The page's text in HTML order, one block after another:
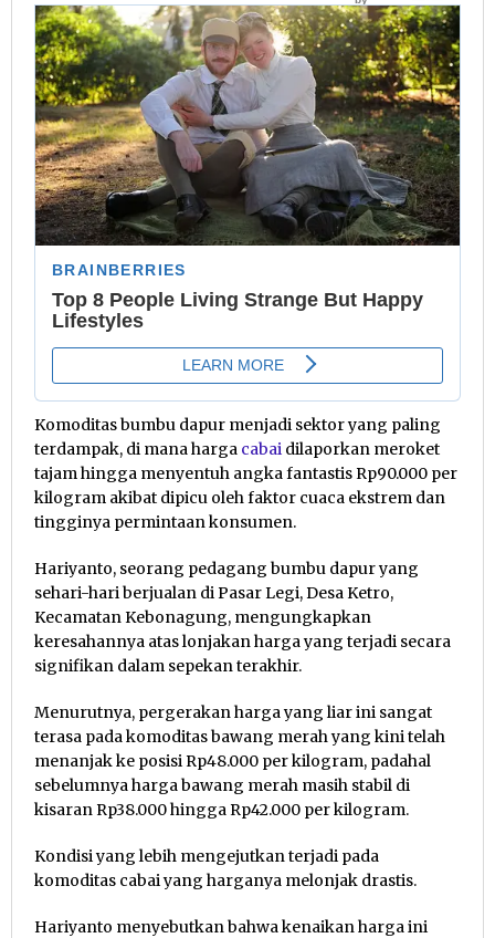
Komoditas bumbu dapur menjadi sektor yang paling
terdampak, di mana harga cabai dilaporkan meroket
tajam hingga menyentuh angka fantastis Rp90.000 per
kilogram akibat dipicu oleh faktor cuaca ekstrem dan
tingginya permintaan konsumen.
Hariyanto, seorang pedagang bumbu dapur yang
sehari-hari berjualan di Pasar Legi, Desa Ketro,
Kecamatan Kebonagung, mengungkapkan
keresahannya atas lonjakan harga yang terjadi secara
signifikan dalam sepekan terakhir.
Menurutnya, pergerakan harga yang liar ini sangat
terasa pada komoditas bawang merah yang kini telah
menanjak ke posisi Rp48.000 per kilogram, padahal
sebelumnya harga bawang merah masih stabil di
kisaran Rp38.000 hingga Rp42.000 per kilogram.
Kondisi yang lebih mengejutkan terjadi pada
komoditas cabai yang harganya melonjak drastis.
Hariyanto menyebutkan bahwa kenaikan harga ini